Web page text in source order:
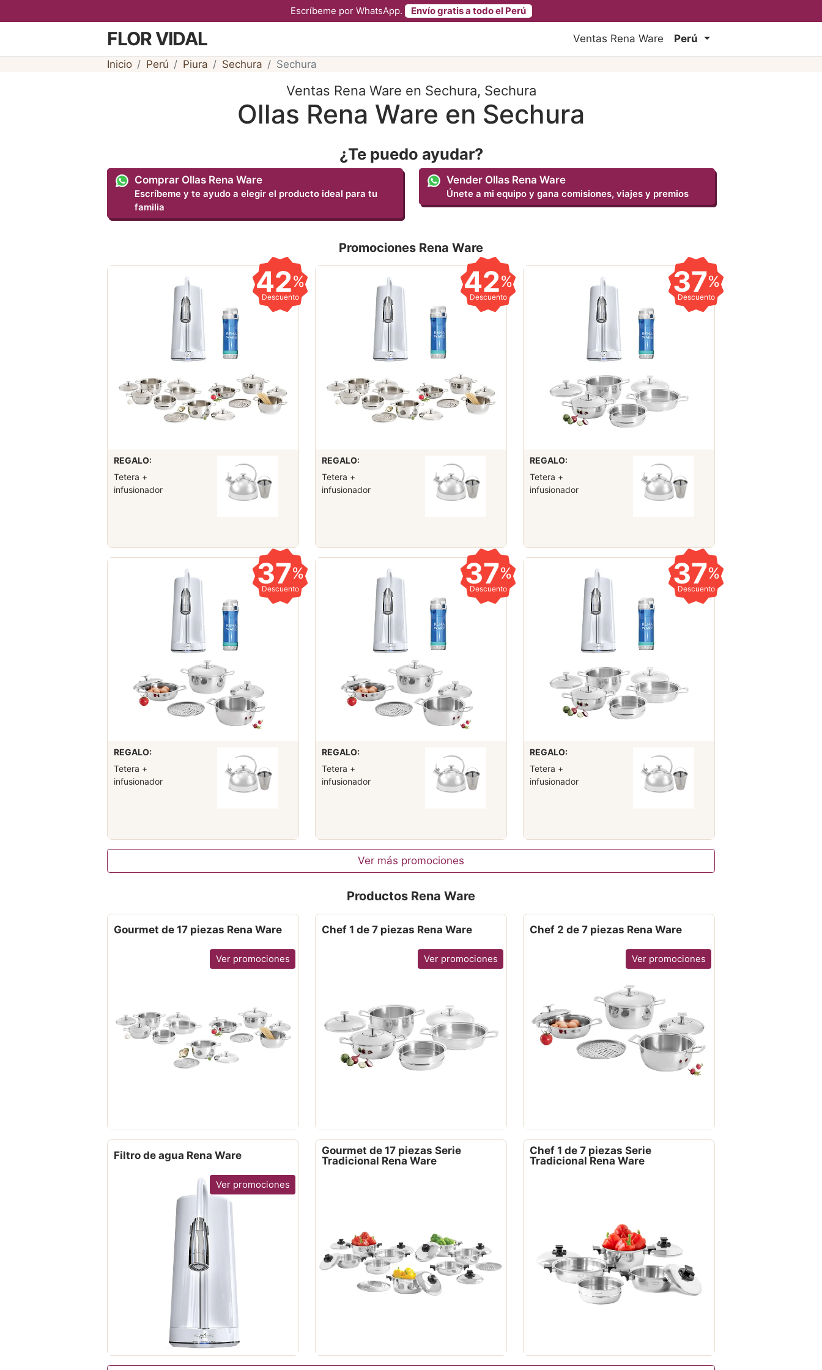
Escríbeme por WhatsApp. Envío gratis a todo el Perú
FLOR VIDAL Ventas Rena Ware Perú
Inicio Perú Piura Sechura Sechura
Ventas Rena Ware en Sechura, Sechura
Ollas Rena Ware en Sechura
¿Te puedo ayudar?
Comprar Ollas Rena Ware
Escríbeme y te ayudo a elegir el producto ideal para tu
familia
Vender Ollas Rena Ware
Únete a mi equipo y gana comisiones, viajes y premios
Promociones Rena Ware
42%
Descuento
REGALO:
Tetera +
infusionador
42%
Descuento
REGALO:
Tetera +
infusionador
37%
Descuento
REGALO:
Tetera +
infusionador
37%
Descuento
REGALO:
Tetera +
infusionador
37%
Descuento
REGALO:
Tetera +
infusionador
37%
Descuento
REGALO:
Tetera +
infusionador
Ver más promociones
Productos Rena Ware
Gourmet de 17 piezas Rena Ware
Ver promociones
Chef 1 de 7 piezas Rena Ware
Ver promociones
Chef 2 de 7 piezas Rena Ware
Ver promociones
Filtro de agua Rena Ware
Ver promociones
Gourmet de 17 piezas Serie
Tradicional Rena Ware
Chef 1 de 7 piezas Serie
Tradicional Rena Ware